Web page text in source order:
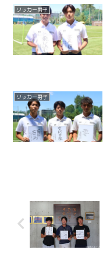
ソッカー男子
ソッカー男子